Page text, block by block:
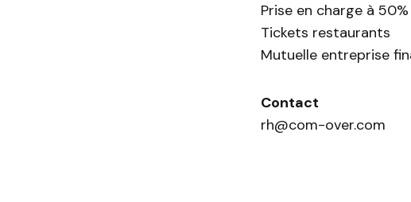
Prise en charge à
Tickets restaurants
Mutuelle entreprise
Contact
rh@com-over.com